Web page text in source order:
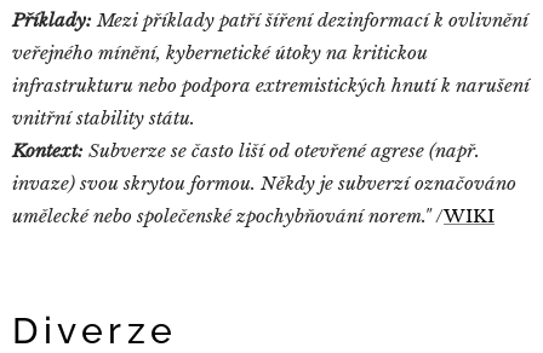
Příklady:Mezi příklady patří šíření dezinformací k ovlivnění
veřejného mínění, kybernetické útoky na kritickou
infrastrukturu nebo podpora extremistických hnutí k narušení
vnitřní stability státu.
Kontext: Subverze se často liší od otevřené agrese (např.
invaze) svou skrytou formou. Někdy je subverzí označováno
umělecké nebo společenské zpochybňování norem."/WIKI
Diverze